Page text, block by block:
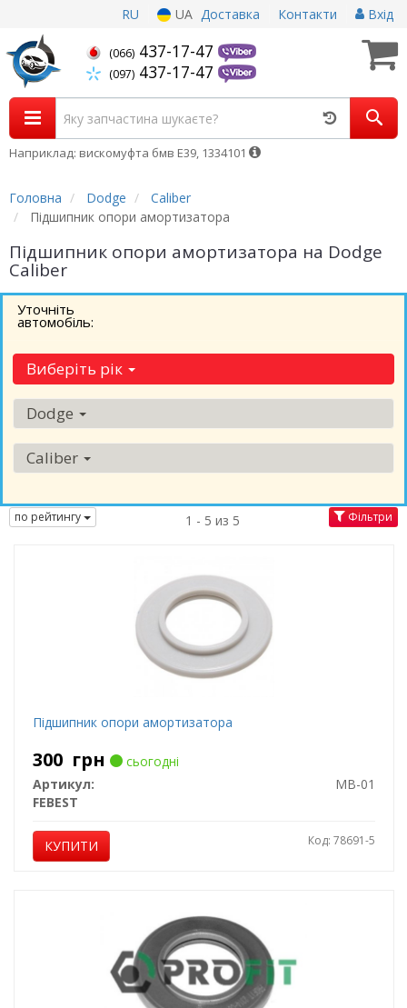
RU UA Доставка Контакти Вхід
(066) 437-17-47
(097) 437-17-47
Наприклад: вискомуфта бмв Е39, 1334101
Головна Dodge
Caliber
Підшипник опори амортизатора
Підшипник опори амортизатора на Dodge
Caliber
Уточніть
автомобіль:
Виберіть рік
Dodge
Caliber
по рейтингу 1 - 5 из 5 Фільтри
Підшипник опори амортизатора
300 грн
сьогодні
Артикул:
MB-01
FEBEST
КУПИТИ Код: 78691-5